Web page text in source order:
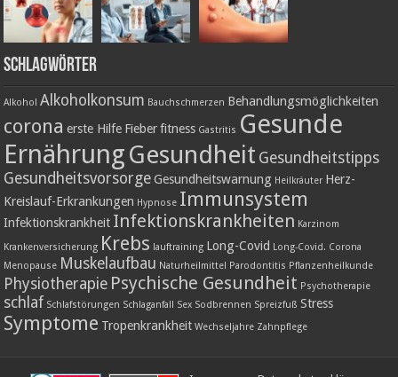
Schlagwörter
Alkohol Alkoholkonsum Bauchschmerzen Behandlungsmöglichkeiten
corona erste Hilfe Fieber fitness Gastritis Gesunde
ErnährungGesundheit Gesundheitstipps
Gesundheitsvorsorge Gesundheitswarnung Heilkräuter Herz-
Kreislauf-Erkrankungen Hypnose Immunsystem
Infektionskrankheit Infektionskrankheiten Karzinom
Krankenversicherung Krebs lauftraining Long-Covid Long-Covid. Corona
Menopause Muskelaufbau Naturheilmittel Parodontitis Pflanzenheilkunde
Physiotherapie Psychische Gesundheit Psychotherapie
schlaf Schlafstörungen Schlaganfall Sex Sodbrennen Spreizfuß Stress
Symptome Tropenkrankheit Wechseljahre Zahnpflege